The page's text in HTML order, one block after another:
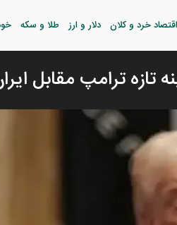
اقتصاد خرد و کلان دلار و ارز طلا و سکه
تازه ترامپ مقابل